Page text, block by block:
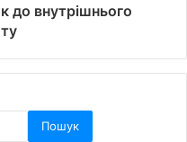
до внутрішнього
Пошук